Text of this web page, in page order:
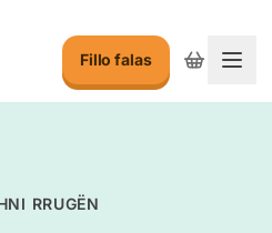
Fillo falas
RRUGËN